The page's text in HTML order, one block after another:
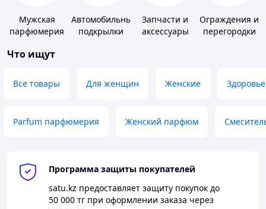
Мужская
парфюмерия
Автомобильные
подкрылки
Запчасти и
аксессуары
Ограждения и
перегородки
Что ищут
Все товары Для женщин Женские Здоровье
Parfum парфюмерия Женский парфюм
Программа защиты покупателей
satu.kz предоставляет защиту покупок до
50 000 тг при оформлении заказа через